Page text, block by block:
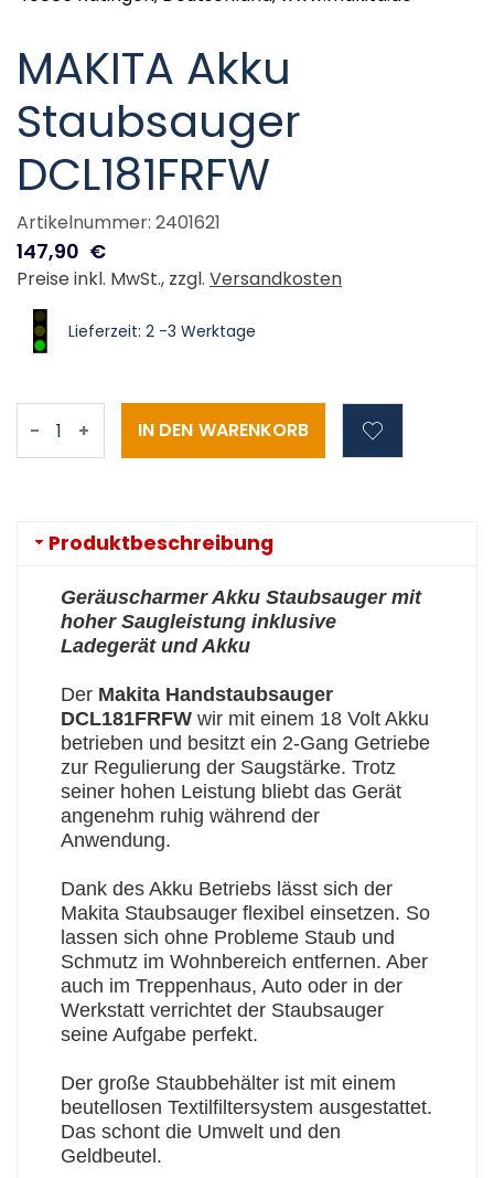
MAKITA Akku
Staubsauger
DCL181FRFW
Artikelnummer: 2401621
147,90 €
Preise inkl. MwSt., zzgl. Versandkosten
Lieferzeit: 2 -3 Werktage
- +
Produktbeschreibung
Geräuscharmer Akku Staubsauger mit
hoher Saugleistung inklusive
Ladegerät und Akku
Der Makita Handstaubsauger
DCL181FRFWwir mit einem 18 Volt Akku
betrieben und besitzt ein 2-Gang Getriebe
zur Regulierung der Saugstärke. Trotz
seiner hohen Leistung bliebt das Gerät
angenehm ruhig während der
Anwendung.
Dank des Akku Betriebs lässt sich der
Makita Staubsauger flexibel einsetzen. So
lassen sich ohne Probleme Staub und
Schmutz im Wohnbereich entfernen. Aber
auch im Treppenhaus, Auto oder in der
Werkstatt verrichtet der Staubsauger
seine Aufgabe perfekt.
Der große Staubbehälter ist mit einem
beutellosen Textilfiltersystem ausgestattet.
Das schont die Umwelt und den
Geldbeutel.